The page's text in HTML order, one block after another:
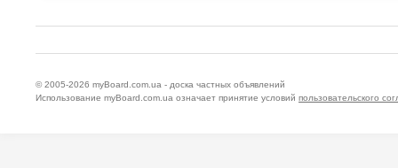
© 2005-2026 myBoard.com.ua - доска частных объявлений
Использование myBoard.com.ua означает принятие условий пользовательского